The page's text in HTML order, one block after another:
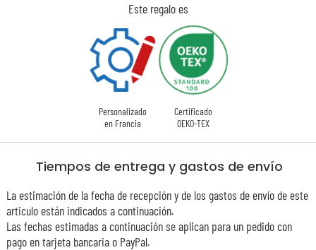
Este regalo es
Personalizado
en Francia
Certificado
OEKO-TEX
Tiempos de entrega y gastos de envío
La estimación de la fecha de recepción y de los gastos de envío de este
articulo están indicados a continuación.
Las fechas estimadas a continuación se aplican para un pedido con
pago en tarjeta bancaria o PayPal.